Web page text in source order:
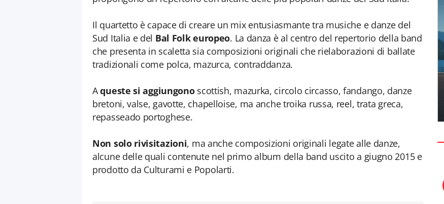
Il quartetto è capace di creare un mix entusiasmante tra musiche e danze del
Sud Italia e del Bal Folk europeo. La danza è al centro del repertorio della band
che presenta in scaletta sia composizioni originali che rielaborazioni di ballate
tradizionali come polca, mazurca, contraddanza.
Aqueste si aggiungonoscottish, mazurka, circolo circasso, fandango, danze
bretoni, valse, gavotte, chapelloise, ma anche troika russa, reel, trata greca,
repasseado portoghese.
Non solo rivisitazioni, ma anche composizioni originali legate alle danze,
alcune delle quali contenute nel primo album della band uscito a giugno 2015 e
prodotto da Culturami e Popolarti.